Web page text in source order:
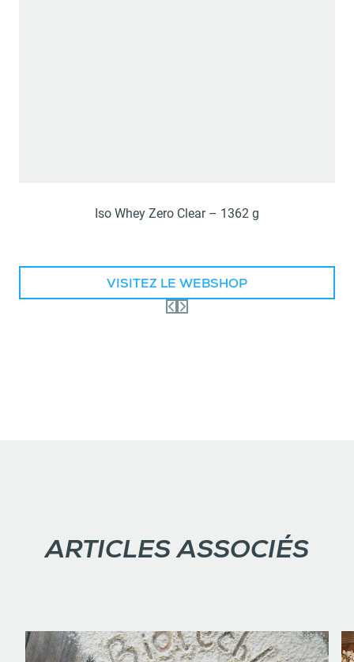
Iso Whey Zero Clear – 1362 g
VISITEZ LE WEBSHOP
ARTICLES ASSOCIÉS